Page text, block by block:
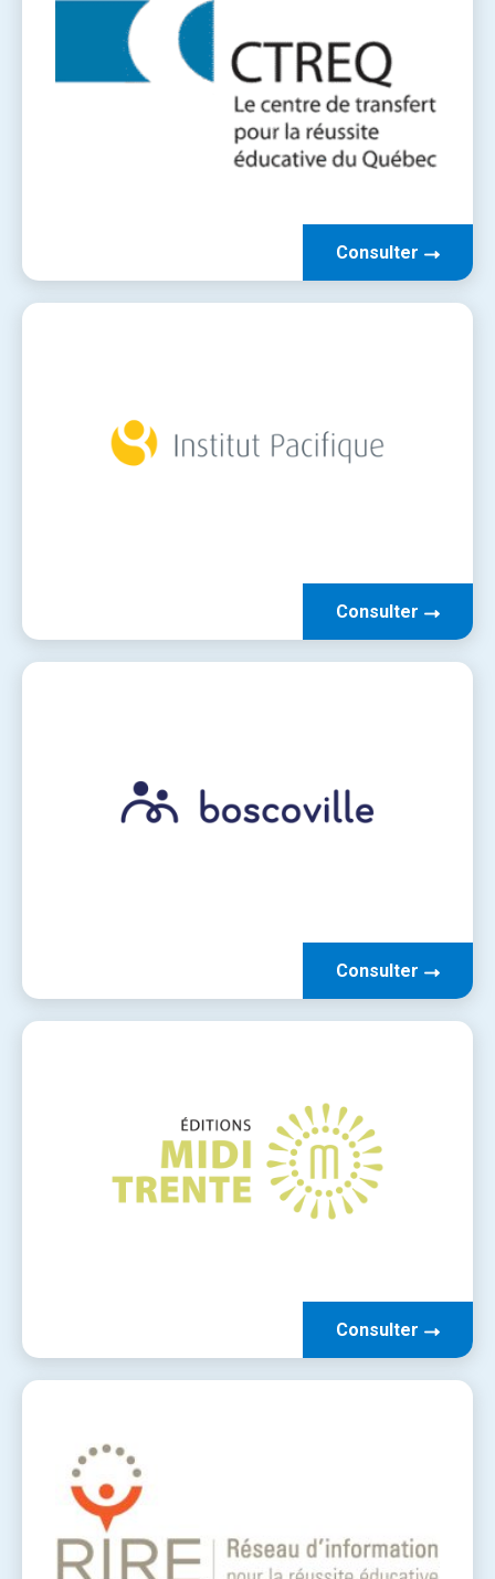
Consulter
Consulter
Consulter
Consulter